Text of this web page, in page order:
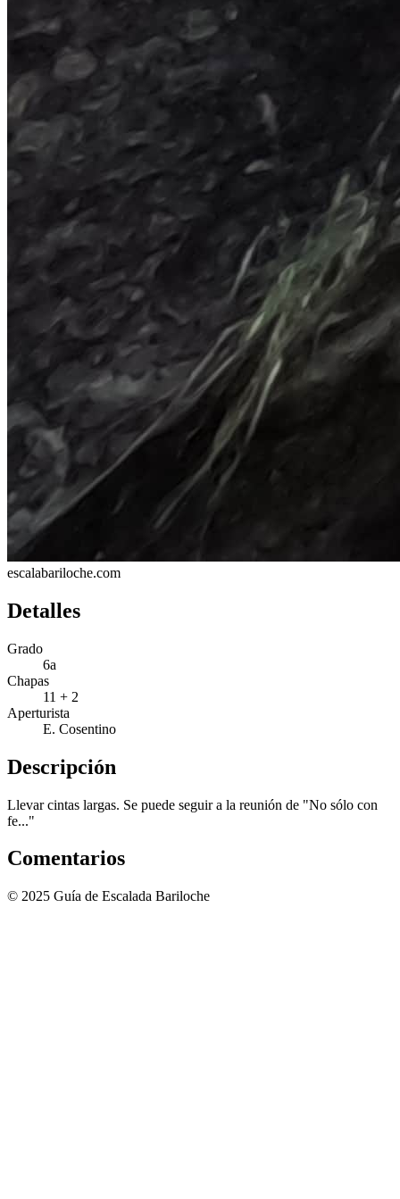
escalabariloche.com
Detalles
Grado
6a
Chapas
11 + 2
Aperturista
E. Cosentino
Descripción
Llevar cintas largas. Se puede seguir a la reunión de "No sólo con
fe..."
Comentarios
© 2025 Guía de Escalada Bariloche